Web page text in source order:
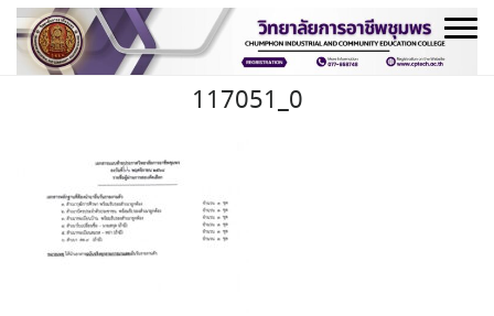
Skip
content
117051_0